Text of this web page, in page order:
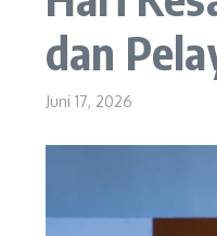
dan
Juni 17, 2026